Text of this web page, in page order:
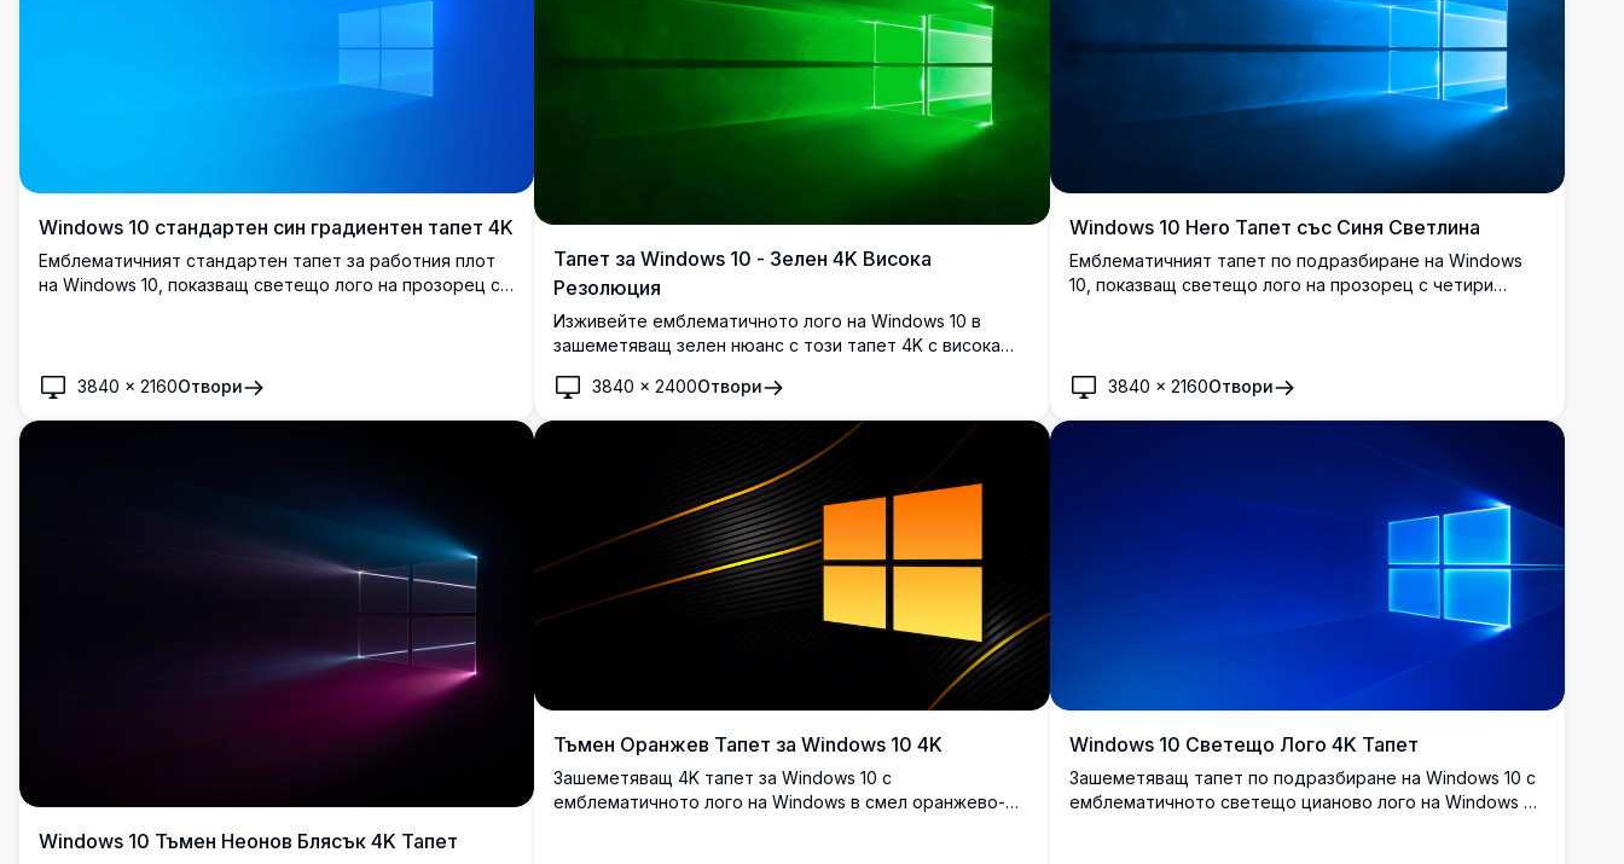
Windows 10 стандартен син градиентен тапет 4K
Емблематичният стандартен тапет за работния плот
на Windows 10, показващ светещо лого на прозорец с
3840 × 2160Отвори
Тапет за Windows 10 - Зелен 4K Висока
Резолюция
Изживейте емблематичното лого на Windows 10 в
зашеметяващ зелен нюанс с този тапет 4K с висока
с ярки цветове и ясна отчетливост, този тапет носи
модерен и освежаващ вид на екрана ви.
3840 ×2400Отвори
Windows 10 Hero Тапет със Синя Светлина
Емблематичният тапет по подразбиране на Windows
10, показващ светещо лого на прозорец с четири
3840 × 2160Отвори
Windows 10 Тъмен Неонов Блясък 4K Тапет
Тъмен Оранжев Тапет за Windows 10 4K
Зашеметяващ 4K тапет за Windows 10 с
емблематичното лого на Windows в смел оранжево-
Windows 10 Светещо Лого 4K Тапет
Зашеметяващ тапет по подразбиране на Windows 10 с
емблематичното светещо циановo лого на Windows на